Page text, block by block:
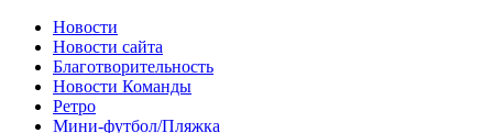
Новости
Новости сайта
Благотворительность
Новости Команды
Ретро
Мини-футбол/Пляжка